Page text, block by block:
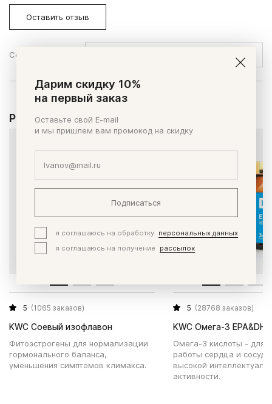
Оставить отзыв
Сортировать по:
Рекомендуем
5 (1065 заказов)
KWC Соевый изофлавон
Фитоэстрогены для нормализации
гормонального баланса,
уменьшения симптомов климакса.
5 (28768 заказов)
KWC Омега-3 EPA&DHA
Омега-3 кислоты - для
работы сердца и
высокой
активности.
Дарим скидку 10%
на первый заказ
Оставьте свой E-mail
и мы пришлем вам промокод на скидку
Подписаться
я соглашаюсь на обработку
персональных данных
я соглашаюсь на получение
рассылок